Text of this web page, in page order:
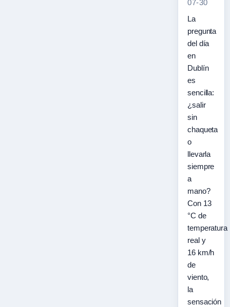
07-30
La
pregunta
del día
en
Dublín
es
sencilla:
¿salir
sin
chaqueta
o
llevarla
siempre
a
mano?
Con 13
°C de
temperatura
real y
16 km/h
de
viento,
la
sensación